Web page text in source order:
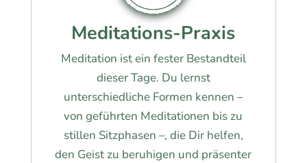
Meditations-Praxis
Meditation ist ein fester Bestandteil
dieser Tage. Du lernst
unterschiedliche Formen kennen –
von geführten Meditationen bis zu
stillen Sitzphasen –, die Dir helfen,
den Geist zu beruhigen und präsenter